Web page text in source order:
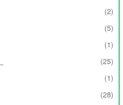
(2)
(5)
(1)
(25)
(1)
(28)